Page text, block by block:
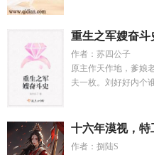
重生之军嫂奋斗
作者：苏四公子
原主作天作地，爹娘
夫一枚。刘好好内个
十六年漠视，特
作者：捌陆S